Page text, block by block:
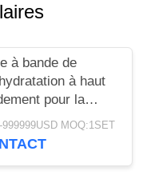
à bande de
à haut
pour la
stable
dans les
999999USD MOQ:1SET